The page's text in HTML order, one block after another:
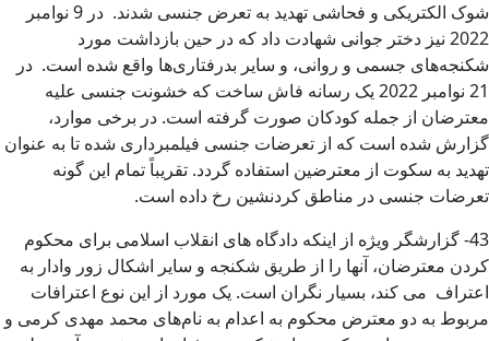
شوک الکتریکی و فحاشی تهدید به تعرض جنسی شدند. در 9 نوامبر
2022 نیز دختر جوانی شهادت داد که در حین بازداشت مورد
شکنجه‌های جسمی و روانی، و سایر بدرفتاری‌ها واقع شده است. در
21 نوامبر 2022 یک رسانه فاش ساخت که خشونت جنسی علیه
معترضان از جمله کودکان صورت گرفته است. در برخی موارد،
گزارش شده است که از تعرضات جنسی فیلمبرداری شده تا به عنوان
تهدید به سکوت از معترضین استفاده گردد. تقریباً تمام این گونه
تعرضات جنسی در مناطق کردنشین رخ داده است.
43- گزارشگر ویژه از اینکه دادگاه های انقلاب اسلامی برای محکوم
کردن معترضان، آنها را از طریق شکنجه و سایر اشکال زور وادار به
اعتراف می کند، بسیار نگران است. یک مورد از این نوع اعترافات
مربوط به دو معترض محکوم به اعدام به نام‌های محمد مهدی کرمی و